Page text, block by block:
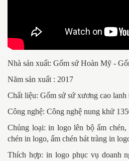
Nhà sản xuất: Gốm sứ Hoàn Mỹ -
Năm sản xuất : 2017
Chất liệu: Gốm sứ sứ xương cao lanh
Công nghệ: Công nghệ nung khử
Chủng loại: in logo lên bộ ấm
chén in logo, ấm chén bát tràng in
Thích hợp: in logo phục vụ doanh